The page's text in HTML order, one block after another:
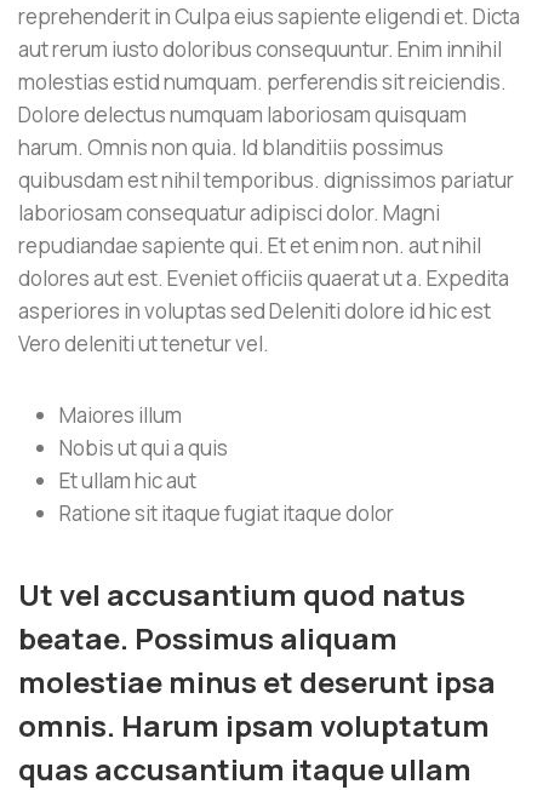
reprehenderit in Culpa eius sapiente eligendi et. Dicta
aut rerum iusto doloribus consequuntur. Enim innihil
molestias estid numquam. perferendis sit reiciendis.
Dolore delectus numquam laboriosam quisquam
harum. Omnis non quia. Id blanditiis possimus
quibusdam est nihil temporibus. dignissimos pariatur
laboriosam consequatur adipisci dolor. Magni
repudiandae sapiente qui. Et et enim non. aut nihil
dolores aut est. Eveniet officiis quaerat ut a. Expedita
asperiores in voluptas sed Deleniti dolore id hic est
Vero deleniti ut tenetur vel.
Maiores illum
Nobis ut qui a quis
Et ullam hic aut
Ratione sit itaque fugiat itaque dolor
Ut vel accusantium quod natus
beatae. Possimus aliquam
molestiae minus et deserunt ipsa
omnis. Harum ipsam voluptatum
quas accusantium itaque ullam